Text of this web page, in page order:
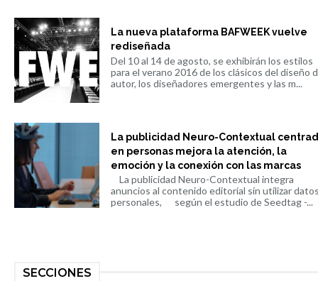
La nueva plataforma BAFWEEK vuelve
rediseñada
Del 10 al 14 de agosto, se exhibirán los estilos
para el verano 2016 de los clásicos del diseño
autor, los diseñadores emergentes y las m...
La publicidad Neuro-Contextual
en personas mejora la atención, la
emoción y la conexión con las marcas
La publicidad Neuro-Contextual integra
anuncios al contenido editorial sin utilizar
personales, según el estudio de Seedtag -...
SECCIONES